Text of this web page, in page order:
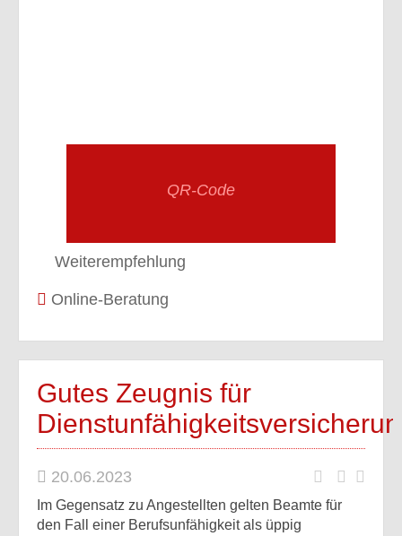
QR-Code
Weiterempfehlung
Online-Beratung
Gutes Zeugnis für
20.06.2023
Im Gegensatz zu Angestellten gelten Beamte für
den Fall einer Berufsunfähigkeit als üppig